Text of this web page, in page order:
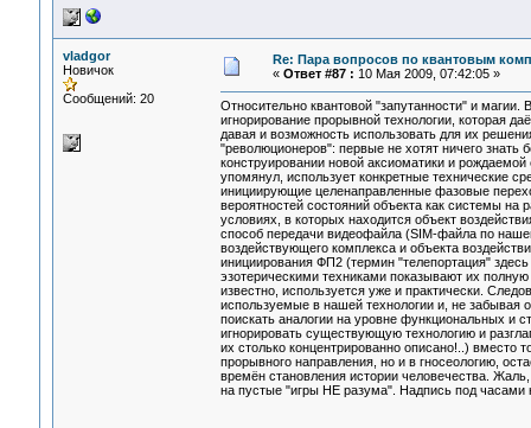
vladgor
Новичок
Сообщений: 20
Re: Пара вопросов по квантовым
« Ответ #87 : 10 Мая 2009, 07:42:05 »
Относительно квантовой "запутанности" и
игнорирование прорывной технологии, которая
давая и возможность использовать для их
"революционеров": первые не хотят ничего знать
конструировании новой аксиоматики и
упомянул, использует конкретные технические
инициирующие целенаправленные фазовые
вероятностей состояний объекта как системы на
условиях, в которых находится объект
способ передачи видеофайла (SIM-файла по
воздействующего комплекса и объекта
инициирования ФП2 (термин "телепортация"
эзотерическими техниками показывают их
известно, используется уже и практически.
используемые в нашей технологии и, не забывая
поискать аналогии на уровне функциональных и
игнорировать существующую технологию и
их столько концентрированно описано!..) вместо
прорывного направления, но и в гносеологию,
времён становления истории человечества.
на пустые "игры НЕ разума". Надпись под часами